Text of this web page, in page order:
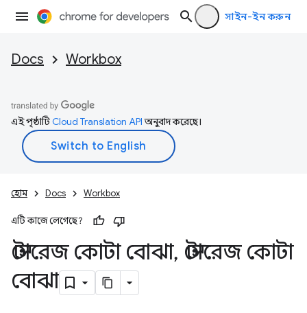
সাইন-ইন করুন
Docs Workbox
এই পৃষ্ঠাটিCloud Translation APIঅনুবাদ করেছে।
হোম Docs Workbox
এটি কাজে লেগেছে?
স্টোরেজ কোটা বোঝা, স্টোরেজ কোটা
বোঝা